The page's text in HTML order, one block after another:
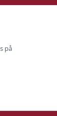
på